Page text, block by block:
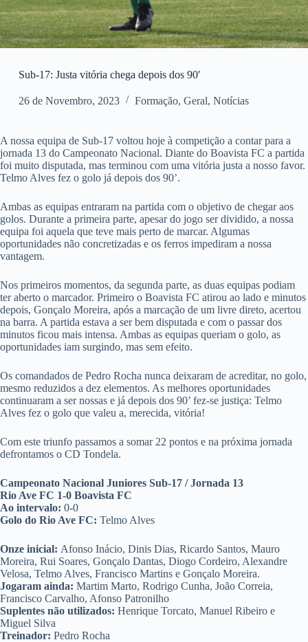
Sub-17: Justa vitória chega depois dos 90′
26 de Novembro, 2023 Formação, Geral, Notícias
A nossa equipa de Sub-17 voltou hoje à competição a contar para a
jornada 13 do Campeonato Nacional. Diante do Boavista FC a partida
foi muito disputada, mas terminou com uma vitória justa a nosso favor.
Telmo Alves fez o golo já depois dos 90’.
Ambas as equipas entraram na partida com o objetivo de chegar aos
golos. Durante a primeira parte, apesar do jogo ser dividido, a nossa
equipa foi aquela que teve mais perto de marcar. Algumas
oportunidades não concretizadas e os ferros impediram a nossa
vantagem.
Nos primeiros momentos, da segunda parte, as duas equipas podiam
ter aberto o marcador. Primeiro o Boavista FC atirou ao lado e minutos
depois, Gonçalo Moreira, após a marcação de um livre direto, acertou
na barra. A partida estava a ser bem disputada e com o passar dos
minutos ficou mais intensa. Ambas as equipas queriam o golo, as
oportunidades iam surgindo, mas sem efeito.
Os comandados de Pedro Rocha nunca deixaram de acreditar, no golo,
mesmo reduzidos a dez elementos. As melhores oportunidades
continuaram a ser nossas e já depois dos 90’ fez-se justiça: Telmo
Alves fez o golo que valeu a, merecida, vitória!
Com este triunfo passamos a somar 22 pontos e na próxima jornada
defrontamos o CD Tondela.
Campeonato Nacional Juniores Sub-17 / Jornada 13
Rio Ave FC 1-0 Boavista FC
Ao intervalo: 0-0
Golo do Rio Ave FC: Telmo Alves
Onze inicial: Afonso Inácio, Dinis Dias, Ricardo Santos, Mauro
Moreira, Rui Soares, Gonçalo Dantas, Diogo Cordeiro, Alexandre
Velosa, Telmo Alves, Francisco Martins e Gonçalo Moreira.
Jogaram ainda: Martim Marto, Rodrigo Cunha, João Correia,
Francisco Carvalho, Afonso Patronilho
Suplentes não utilizados: Henrique Torcato, Manuel Ribeiro e
Miguel Silva
Treinador: Pedro Rocha